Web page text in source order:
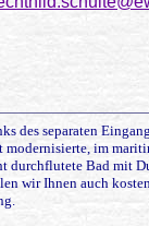
des separaten
modernisierte, im
durchflutete Bad mit
wir Ihnen auch